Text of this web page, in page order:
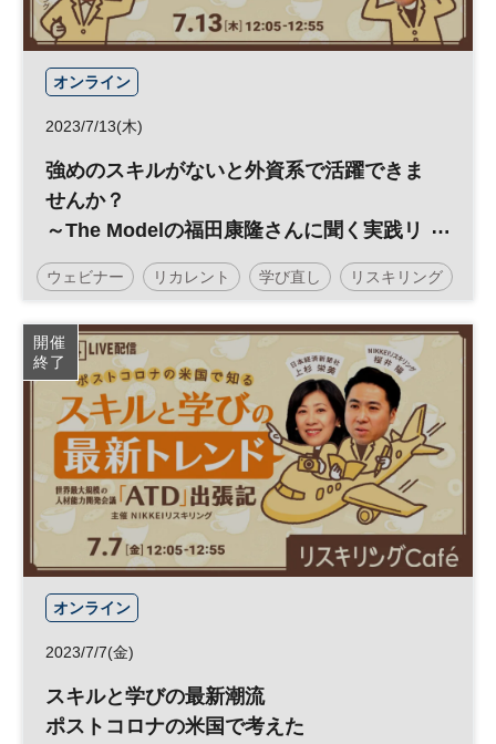
オンライン
2023/7/13(木)
強めのスキルがないと外資系で活躍できま
せんか？
～The Modelの福田康隆さんに聞く実践リ
スキリング道～
ウェビナー リカレント 学び直し リスキリング
スキルアップ マネジメント キャリア 人材育成
参加無料
開催
終了
オンライン
2023/7/7(金)
スキルと学びの最新潮流
ポストコロナの米国で考えた